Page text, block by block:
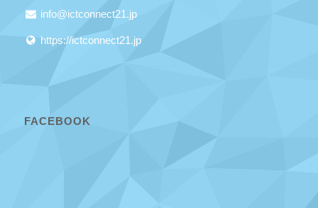
info@ictconnect21.jp
https://ictconnect21.jp
FACEBOOK